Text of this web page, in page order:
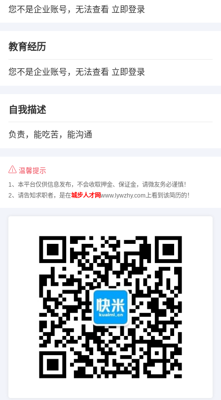
您不是企业账号，无法查看 立即登录
教育经历
您不是企业账号，无法查看 立即登录
自我描述
负责，能吃苦，能沟通
温馨提示
1、本平台仅供信息发布，不会收取押金、保证金，请微友务必谨慎！
2、请告知求职者，是在城步人才网www.lywzhy.com上看到该简历的！